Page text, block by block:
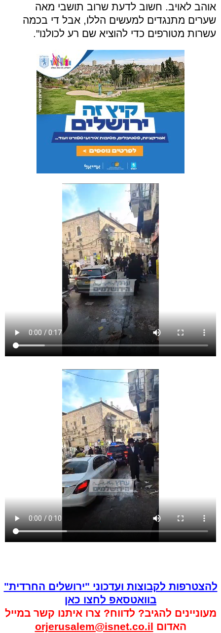
אוהב לאויב. חשוב לדעת שרוב תושבי מאה
שערים מתנגדים למעשים הללו, אבל די בכמה
עשרות מטורפים כדי להוציא שם רע לכולנו".
להצטרפות לקבוצות ועדכוני "ירושלים החרדית"
בוואטסאפ לחצו כאן
מעוניינים להגיב? לדווח? צרו איתנו קשר במייל
האדום orjerusalem@isnet.co.il